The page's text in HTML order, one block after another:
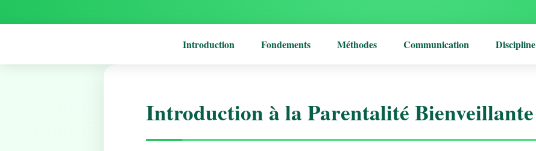
Introduction Fondements Méthodes Communication Discipline
Introduction à la Parentalité Bienveillante